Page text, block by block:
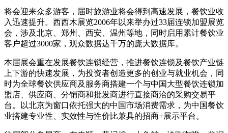
将会迎来众多游客，届时旅游业将会得到高速发展，餐饮业收
入迅速提升。西西木展览2006年以来举办过33届连锁加盟展览
会，涉及北京、郑州、西安、温州等地，同时启用累计餐饮业
客户超过3000家，观众数据达千万的庞大数据库。
本届展会重在发展餐饮连锁经营，推进餐饮连锁及餐饮产业链
上下游的快速发展，为投资者创造更多的创业与就业机会，同
时为全球餐饮供应商及服务商搭建一个与中国大型餐饮连锁加
盟店、供应商、分销商和批发商进行直接商洽的采购交易平
台。以北京为窗口依托强大的中国市场消费需求，为中国餐饮
业搭建专业性、实效性与性价比兼具的招商+展示平台。